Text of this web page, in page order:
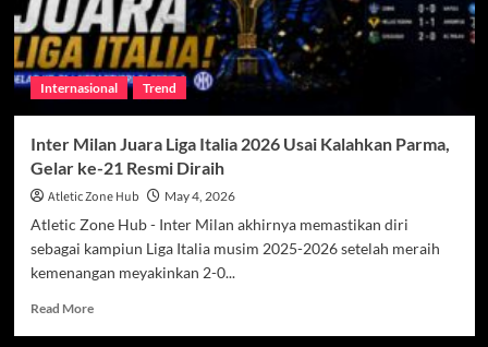
Internasional Trend
Inter Milan Juara Liga Italia 2026 Usai Kalahkan Parma,
Gelar ke-21 Resmi Diraih
Atletic Zone Hub May 4, 2026
Atletic Zone Hub - Inter Milan akhirnya memastikan diri
sebagai kampiun Liga Italia musim 2025-2026 setelah meraih
kemenangan meyakinkan 2-0...
Read MoreRead